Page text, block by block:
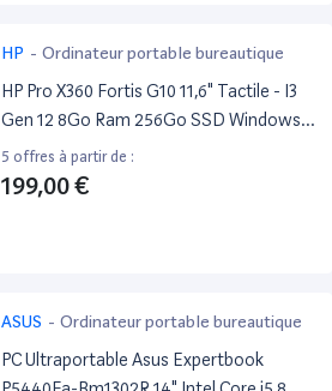
HP - Ordinateur portable bureautique
HP Pro X360 Fortis G10 11,6" Tactile - I3
Gen 12 8Go Ram 256Go SSD Windows
11
5 offres à partir de :
199,00 €
ASUS - Ordinateur portable bureautique
PC Ultraportable Asus Expertbook